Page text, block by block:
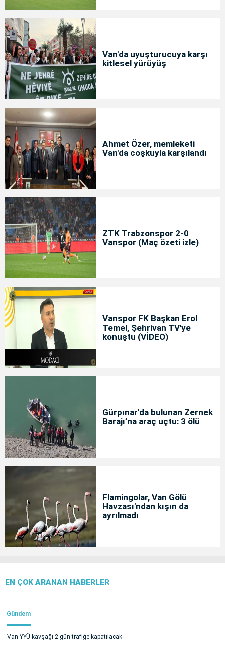
Van'da uyuşturucuya karşı
kitlesel yürüyüş
Ahmet Özer, memleketi
Van'da coşkuyla karşılandı
ZTK Trabzonspor 2-0
Vanspor (Maç özeti izle)
Vanspor FK Başkan Erol
Temel, Şehrivan TV'ye
konuştu (VİDEO)
Gürpınar'da bulunan Zernek
Barajı’na araç uçtu: 3 ölü
Flamingolar, Van Gölü
Havzası'ndan kışın da
ayrılmadı
EN ÇOK ARANAN HABERLER
Gündem
Van YYÜ kavşağı 2 gün trafiğe kapatılacak